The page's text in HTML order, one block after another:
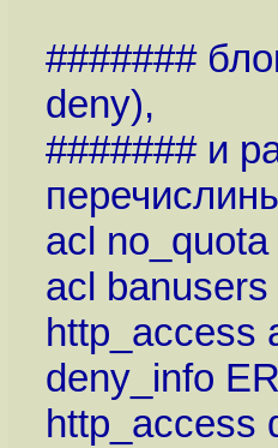
#######
deny),
####### и
acl
acl
http_access
deny_info
http_access